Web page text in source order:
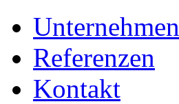
Unternehmen
Referenzen
Kontakt